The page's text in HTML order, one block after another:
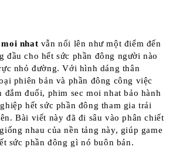
moi nhat vẫn nổi lên như một điểm đến
đầu cho hết sức phần đông người nào
nhỏ đường. Với hình dáng thân
phiên bản và phần đông công việc
đắm đuối, phim sec moi nhat bảo hành
hết sức phần đông tham gia trải
Bài viết này đã đi sâu vào phân chiết
nhau của nền tảng này, giúp game
sức phần đông gì nó buôn bán.